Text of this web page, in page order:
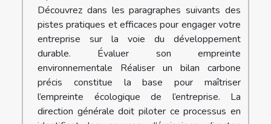
Découvrez dans les paragraphes suivants des
pistes pratiques et efficaces pour engager votre
entreprise sur la voie du développement
durable. Évaluer son empreinte
environnementale Réaliser un bilan carbone
précis constitue la base pour maîtriser
l’empreinte écologique de l’entreprise. La
direction générale doit piloter ce processus en